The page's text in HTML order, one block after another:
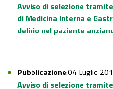
Avviso di selezione
di Medicina Interna e
delirio nel paziente
Pubblicazione:04 Luglio
Avviso di selezione